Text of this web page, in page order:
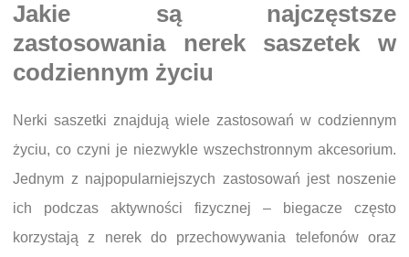
Jakie są najczęstsze
zastosowania nerek saszetek w
codziennym życiu
Nerki saszetki znajdują wiele zastosowań w codziennym
życiu, co czyni je niezwykle wszechstronnym akcesorium.
Jednym z najpopularniejszych zastosowań jest noszenie
ich podczas aktywności fizycznej – biegacze często
korzystają z nerek do przechowywania telefonów oraz